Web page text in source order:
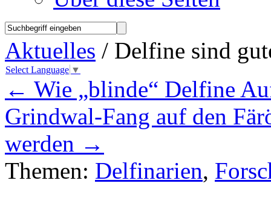
Aktuelles / Delfine sind
Select Language ▼
← Wie „blinde“ Delfine
Grindwal-Fang auf den
werden →
Themen: Delfinarien,